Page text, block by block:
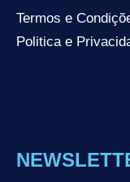
Termos e
Politica e